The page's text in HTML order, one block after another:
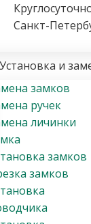
Санкт-
Установка и
замков
ручек
личинки
замков
замков